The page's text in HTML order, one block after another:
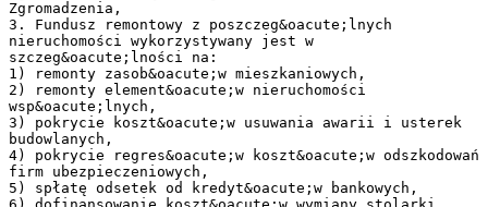
Zgromadzenia,
3. Fundusz remontowy z poszczeg&oacute;lnych
nieruchomości wykorzystywany jest w
szczeg&oacute;lności na:
1) remonty zasob&oacute;w mieszkaniowych,
2) remonty element&oacute;w nieruchomości
wsp&oacute;lnych,
3) pokrycie koszt&oacute;w usuwania awarii i usterek
budowlanych,
4) pokrycie regres&oacute;w koszt&oacute;w odszkodowań
firm ubezpieczeniowych,
5) spłatę odsetek od kredyt&oacute;w bankowych,